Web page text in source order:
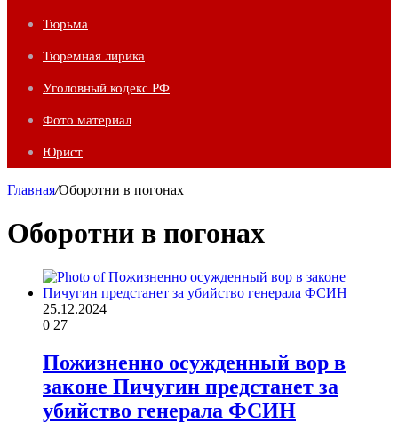
Тюрьма
Тюремная лирика
Уголовный кодекс РФ
Фото материал
Юрист
Главная/Оборотни в погонах
Оборотни в погонах
25.12.2024
0 27
Пожизненно осужденный вор в
законе Пичугин предстанет за
убийство генерала ФСИН